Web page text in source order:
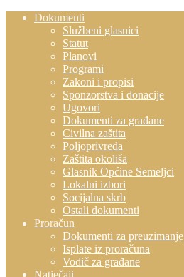
Dokumenti
Službeni glasnici
Statut
Planovi
Programi
Zakoni i propisi
Sponzorstva i donacije
Ugovori
Dokumenti za građane
Civilna zaštita
Poljoprivreda
Zaštita okoliša
Glasnik Općine Semeljci
Lokalni izbori
Socijalna skrb
Ostali dokumenti
Proračun
Dokumenti za preuzimanje
Isplate iz proračuna
Vodič za građane
Natječaji